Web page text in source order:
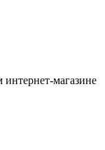
магазине